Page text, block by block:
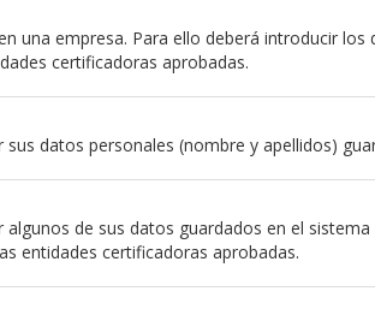
una empresa. Para ello deberá introducir
certificadoras aprobadas.
datos personales (nombre y apellidos)
de sus datos guardados en el
entidades certificadoras aprobadas.